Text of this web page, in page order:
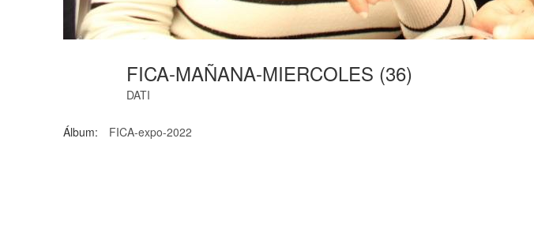
FICA-MAÑANA-MIERCOLES (36)
DATI
Álbum: FICA-expo-2022